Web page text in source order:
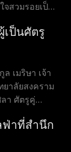
จสวมรอยเป็น
ชลินและแฟน
ป็นศัตรู
เมริษา เจ้า
าลัยสงคราม
า ศัตรูคู่
ดียวที่จะช่วย
ฟ่าที่สำนึก